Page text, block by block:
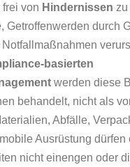
von Hindernissen
Getroffenwerden durch
basierten
werden diese
behandelt, nicht als
Abfälle,
Ausrüstung dürfen
nicht einengen oder